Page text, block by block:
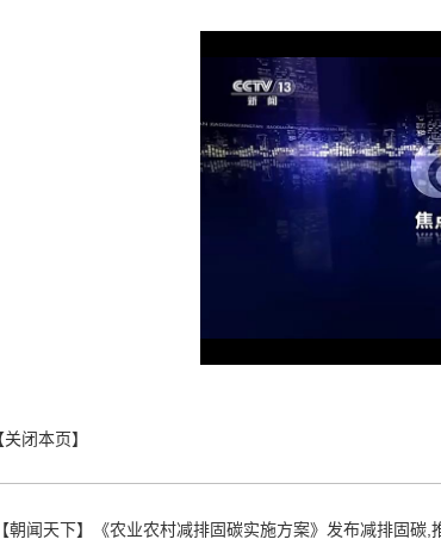
【朝闻天下】《农业农村减排固碳实施方案》发布减排固碳,